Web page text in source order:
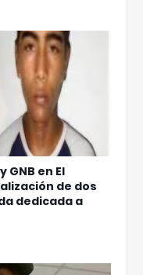
en El
de dos
dedicada a